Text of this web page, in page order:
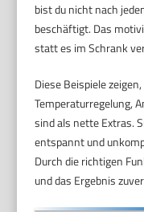
bist du nicht nach
beschäftigt. Das
statt es im Schrank
Diese Beispiele
Temperaturregelung,
sind als nette Extras.
entspannt und
Durch die richtigen
und das Ergebnis